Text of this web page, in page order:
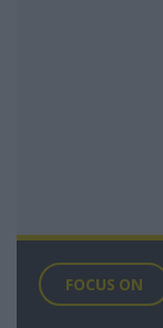
FOCUS ON